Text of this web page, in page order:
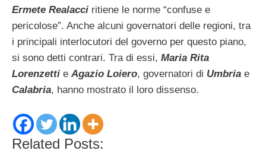
Ermete Realacci ritiene le norme “confuse e
pericolose”. Anche alcuni governatori delle regioni, tra
i principali interlocutori del governo per questo piano,
si sono detti contrari. Tra di essi, Maria Rita
Lorenzetti e Agazio Loiero, governatori di Umbria e
Calabria, hanno mostrato il loro dissenso.
Related Posts: